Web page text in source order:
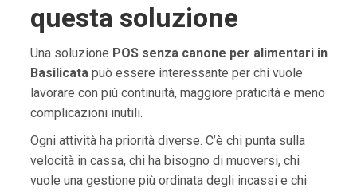
questa soluzione
Una soluzione POS senza canone per alimentari in
Basilicatapuò essere interessante per chi vuole
lavorare con più continuità, maggiore praticità e meno
complicazioni inutili.
Ogni attività ha priorità diverse. C’è chi punta sulla
velocità in cassa, chi ha bisogno di muoversi, chi
vuole una gestione più ordinata degli incassi e chi